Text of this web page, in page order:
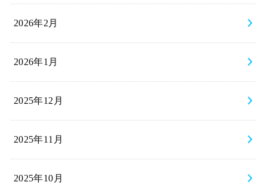
2026年2月
2026年1月
2025年12月
2025年11月
2025年10月